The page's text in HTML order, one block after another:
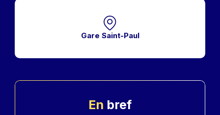
Gare Saint-Paul
En bref